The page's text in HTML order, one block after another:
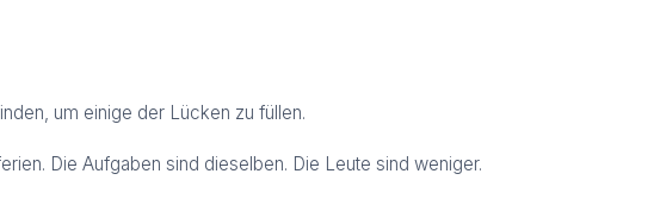
um einige der Lücken zu füllen.
Die Aufgaben sind dieselben. Die Leute sind weniger.